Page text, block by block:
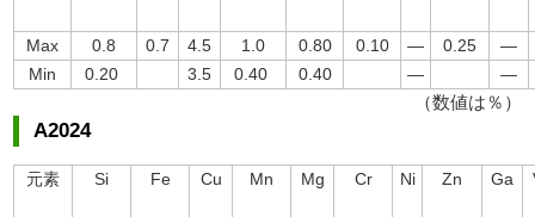
Max 0.8 0.7 4.5 1.0 0.80 0.10 ― 0.25
―
Min
0.20 3.5 0.40 0.40 ― ―
（数値は％）
A2024
元素 Si Fe Cu Mn Mg Cr Ni Zn Ga